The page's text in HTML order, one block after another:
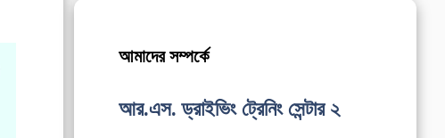
আমাদের সম্পর্কে
আর.এস. ড্রাইভিং ট্রেনিং সেন্টার ২